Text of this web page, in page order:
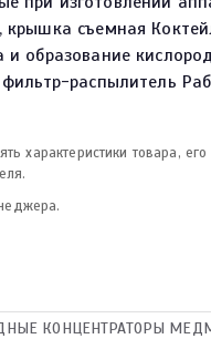
съемная
образование
распылитель
характеристики товара,
КОНЦЕНТРАТОРЫ